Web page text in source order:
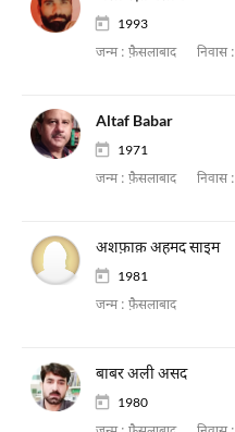
1993
जन्म : फ़ैसलाबाद निवास :
Altaf Babar
1971
जन्म : फ़ैसलाबाद निवास :
अशफ़ाक़ अहमद साइम
1981
जन्म : फ़ैसलाबाद
बाबर अली असद
1980